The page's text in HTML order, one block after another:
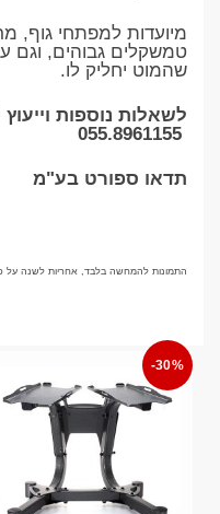
מיועדות למפתחי גוף,
טמשקלים גבוהים, וגם
שהמוט יחליק לו.
לשאלות נוספות
055.8961155
תדאו ספורט בע"מ
התמונות להמחשה בלבד, אחריות לשנה על
-30%